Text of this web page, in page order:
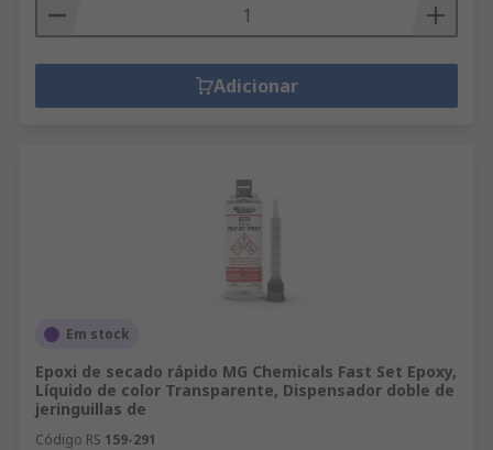
Adicionar
Em stock
Epoxi de secado rápido MG Chemicals Fast Set Epoxy,
Líquido de color Transparente, Dispensador doble de
jeringuillas de
Código RS 159-291